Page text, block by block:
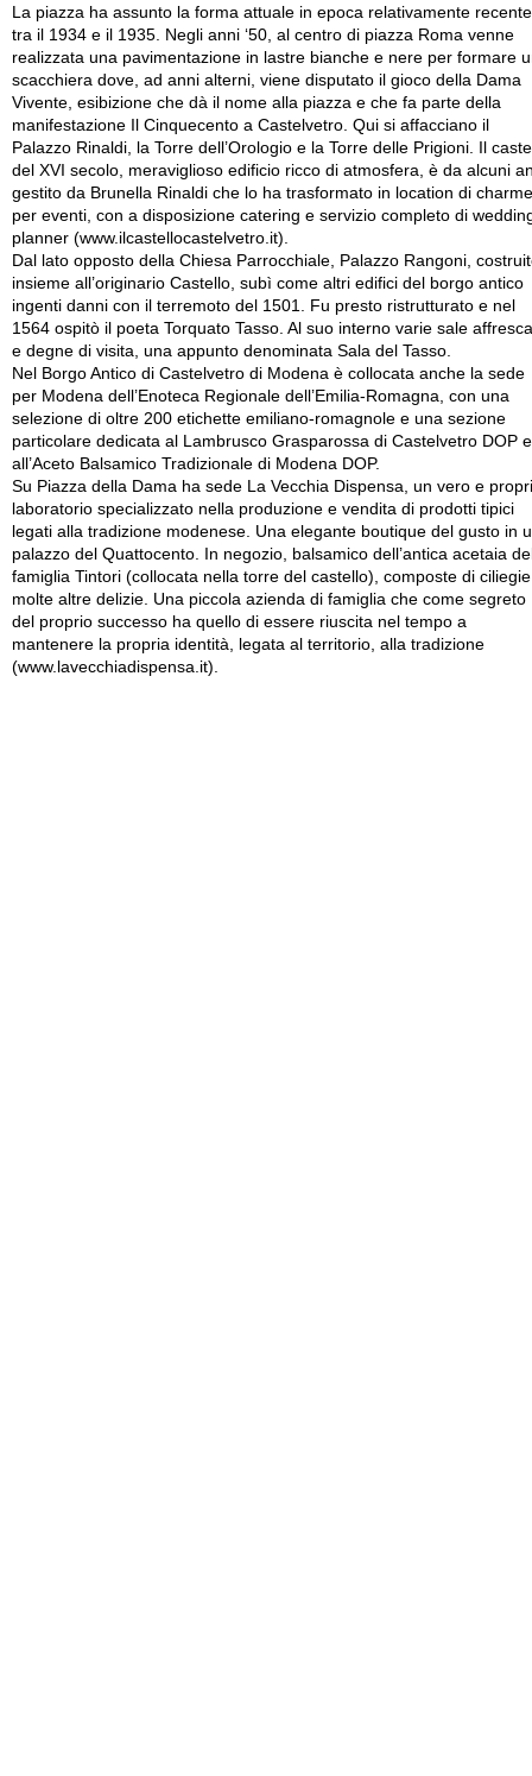
La piazza ha assunto la forma attuale in epoca relativamente
tra il 1934 e il 1935. Negli anni ‘50, al centro di piazza Roma venne
realizzata una pavimentazione in lastre bianche e nere per formare
scacchiera dove, ad anni alterni, viene disputato il gioco della Dama
Vivente, esibizione che dà il nome alla piazza e che fa parte della
manifestazione Il Cinquecento a Castelvetro. Qui si affacciano il
Palazzo Rinaldi, la Torre dell’Orologio e la Torre delle Prigioni. Il
del XVI secolo, meraviglioso edificio ricco di atmosfera, è da alcuni
gestito da Brunella Rinaldi che lo ha trasformato in location di charme
per eventi, con a disposizione catering e servizio completo di
planner (www.ilcastellocastelvetro.it).
Dal lato opposto della Chiesa Parrocchiale, Palazzo Rangoni,
insieme all’originario Castello, subì come altri edifici del borgo antico
ingenti danni con il terremoto del 1501. Fu presto ristrutturato e nel
1564 ospitò il poeta Torquato Tasso. Al suo interno varie sale
e degne di visita, una appunto denominata Sala del Tasso.
Nel Borgo Antico di Castelvetro di Modena è collocata anche la sede
per Modena dell’Enoteca Regionale dell’Emilia-Romagna, con una
selezione di oltre 200 etichette emiliano-romagnole e una sezione
particolare dedicata al Lambrusco Grasparossa di Castelvetro DOP e
all’Aceto Balsamico Tradizionale di Modena DOP.
Su Piazza della Dama ha sede La Vecchia Dispensa, un vero e
laboratorio specializzato nella produzione e vendita di prodotti tipici
legati alla tradizione modenese. Una elegante boutique del gusto in
palazzo del Quattocento. In negozio, balsamico dell’antica acetaia
famiglia Tintori (collocata nella torre del castello), composte di
molte altre delizie. Una piccola azienda di famiglia che come segreto
del proprio successo ha quello di essere riuscita nel tempo a
mantenere la propria identità, legata al territorio, alla tradizione
(www.lavecchiadispensa.it).